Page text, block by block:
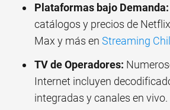
Plataformas bajo Demanda:
catálogos y precios de
Max y más en Streaming
TV de Operadores:
Internet incluyen
integradas y canales en vivo.